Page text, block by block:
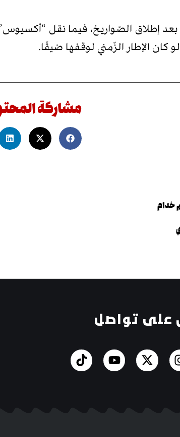
إطلاق الصّواريخ، فيما نقل
الإطار الزّمني لوقفها ضيقًا.
خدام
مشاركة
على تواصل